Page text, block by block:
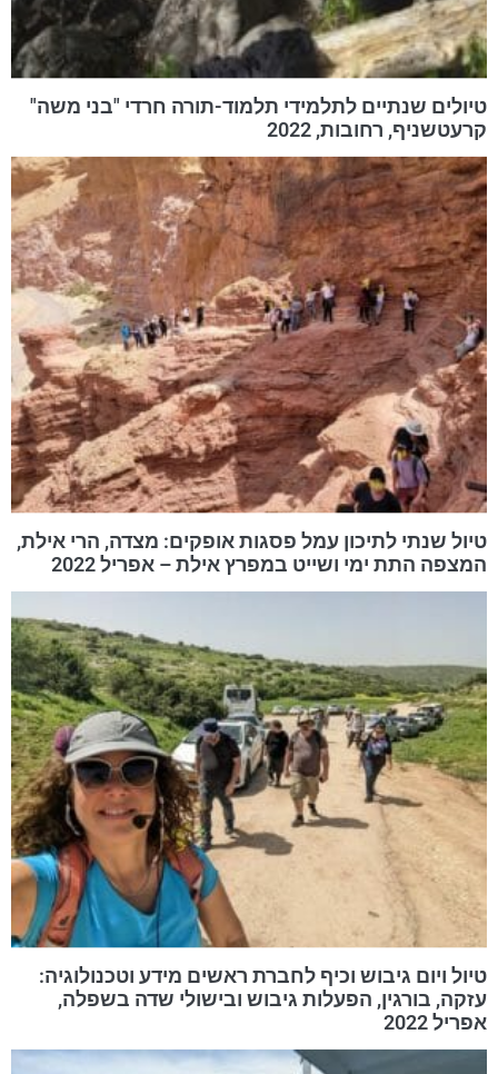
טיולים שנתיים לתלמידי תלמוד-תורה חרדי "בני משה"
קרעטשניף, רחובות, 2022
טיול שנתי לתיכון עמל פסגות אופקים: מצדה, הרי אילת,
המצפה התת ימי ושייט במפרץ אילת – אפריל 2022
טיול ויום גיבוש וכיף לחברת ראשים מידע וטכנולוגיה:
עזקה, בורגין, הפעלות גיבוש ובישולי שדה בשפלה,
אפריל 2022